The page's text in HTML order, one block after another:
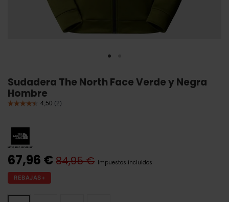
Sudadera The North Face Verde y Negra
Hombre
67,96 €84,95 € Impuestos incluidos
REBAJAS+